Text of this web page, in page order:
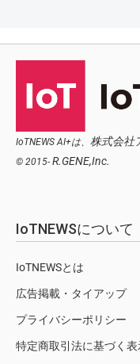
IoTNEWS AI+は、 株式会社
© 2015- R.GENE,Inc.
IoTNEWSについて
IoTNEWSとは
広告掲載・タイアップ
プライバシーポリシー
特定商取引法に基づく表